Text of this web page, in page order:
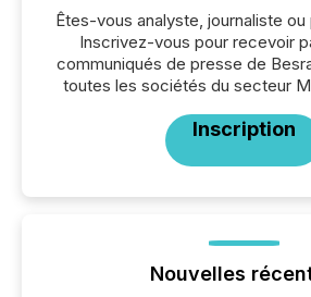
Êtes-vous analyste, journaliste
Inscrivez-vous pour recevoir
communiqués de presse de
toutes les sociétés du secteur
Inscription
Nouvelles